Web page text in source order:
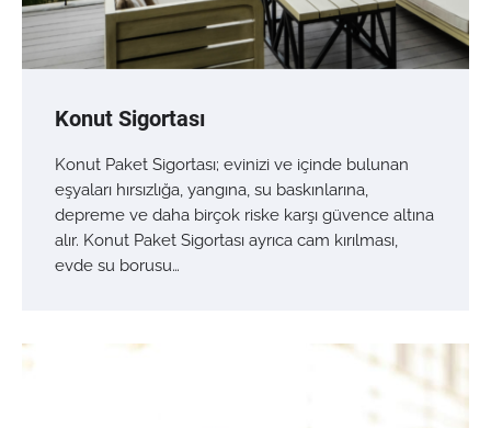
Konut Sigortası
Konut Paket Sigortası; evinizi ve içinde bulunan
eşyaları hırsızlığa, yangına, su baskınlarına,
depreme ve daha birçok riske karşı güvence altına
alır. Konut Paket Sigortası ayrıca cam kırılması,
evde su borusu…